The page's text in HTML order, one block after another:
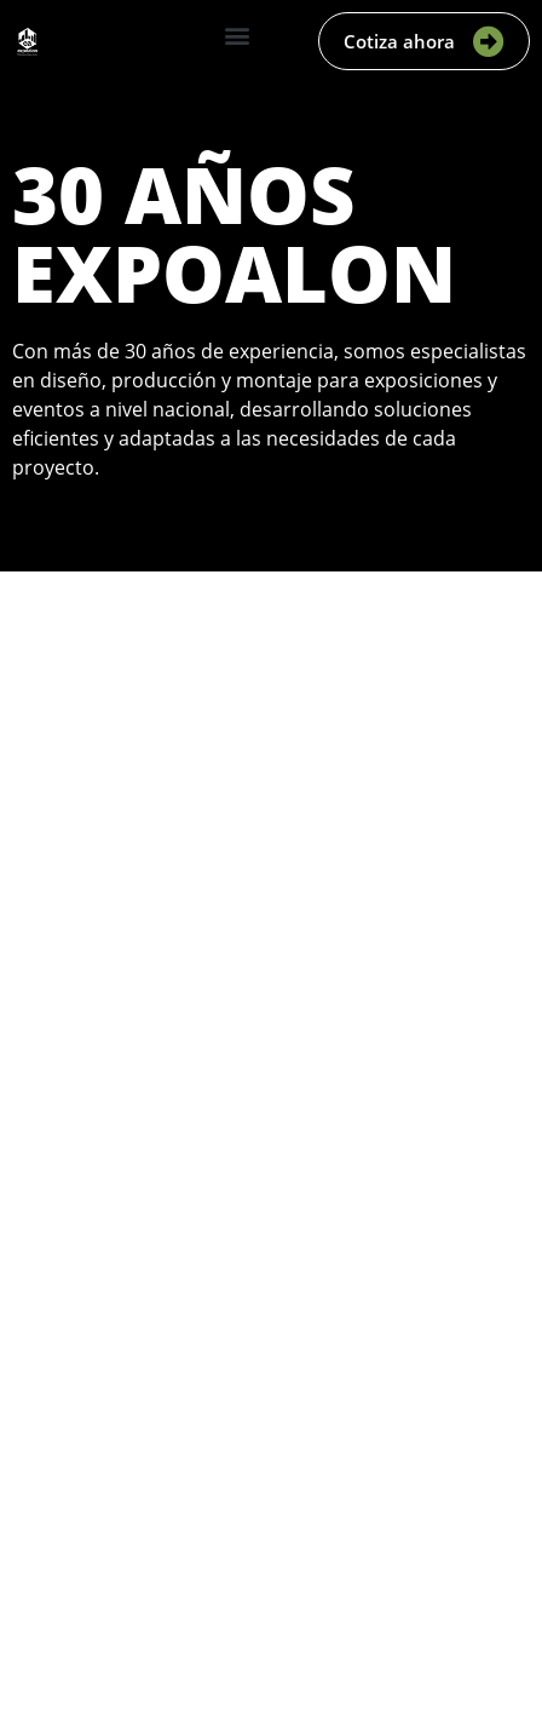
Cotiza ahora
30 AÑOS
EXPOALON
Con más de 30 años de experiencia, somos especialistas
en diseño, producción y montaje para exposiciones y
eventos a nivel nacional, desarrollando soluciones
eficientes y adaptadas a las necesidades de cada
proyecto.